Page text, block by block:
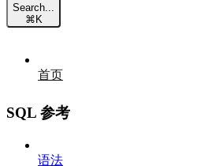
Search...
⌘ K
首页
SQL 参考
语法